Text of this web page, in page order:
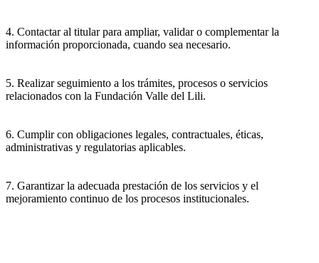
4. Contactar al titular para ampliar, validar o complementar la
información proporcionada, cuando sea necesario.
5. Realizar seguimiento a los trámites, procesos o servicios
relacionados con la Fundación Valle del Lili.
6. Cumplir con obligaciones legales, contractuales, éticas,
administrativas y regulatorias aplicables.
7. Garantizar la adecuada prestación de los servicios y el
mejoramiento continuo de los procesos institucionales.